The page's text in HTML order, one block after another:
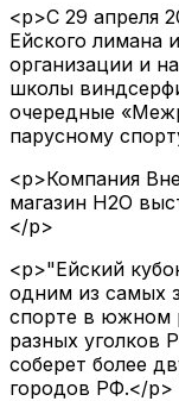
<p>С 29 апреля
Ейского лимана
организации и
школы
очередные
парусному
<p>Компания
магазин H2О
</p>
<p>"Ейский
одним из самых
спорте в южном
разных уголков
соберет более
городов РФ.</p>